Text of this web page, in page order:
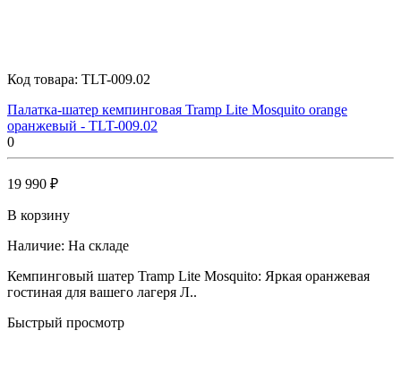
Код товара: TLT-009.02
Палатка-шатер кемпинговая Tramp Lite Mosquito orange
оранжевый - TLT-009.02
0
19 990 ₽
В корзину
Наличие: На складе
Кемпинговый шатер Tramp Lite Mosquito: Яркая оранжевая
гостиная для вашего лагеря Л..
Быстрый просмотр